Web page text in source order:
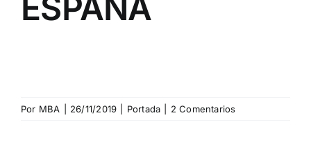
Por MBA 26/11/2019 Portada 2 Comentarios